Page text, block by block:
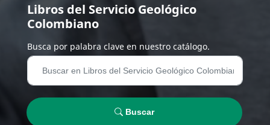
Libros del Servicio Geológico
Colombiano
Busca por palabra clave en nuestro catálogo.
Buscar